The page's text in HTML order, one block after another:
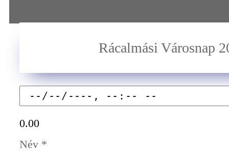
Rácalmási Városnap
0.00
Név *